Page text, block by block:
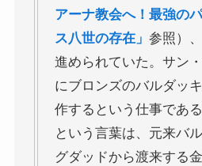
マルクス・エンゲルス研究
マルクスは宗教的な現象か
おすすめマルクス・エンゲ
アーナ教会へ！最強の
ス八世の存在」 参照）
進められていた。サン
にブロンズのバルダッ
作するという仕事であ
という言葉は、元来バ
グダッドから渡来する